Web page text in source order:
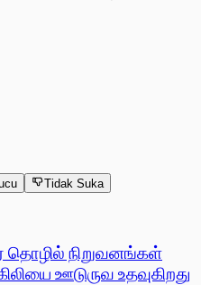
Tidak Suka
தொழில் நிறுவனங்கள்
ஊடுருவ உதவுகிறது